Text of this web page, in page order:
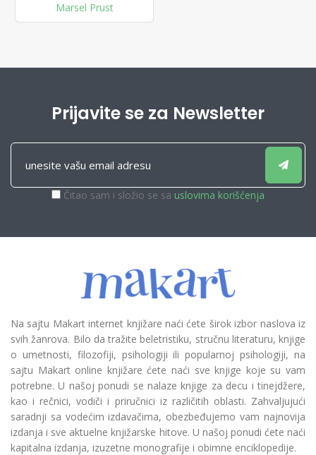
Marsel Prust
Prijavite se za Newsletter
Čitao sam i složio se sa uslovima korišćenja
Na sajtu Makart internet knjižare naći ćete širok izbor naslova iz
svih žanrova. Bilo da tražite beletristiku, stručnu literaturu, knjige
o umetnosti, filozofiji, psihologiji ili popularnoj psihologiji, na
sajtu Makart online knjižare ćete naći sve knjige koje su vam
potrebne. U našoj ponudi se nalaze knjige za decu i tinejdžere,
kao i rečnici, vodiči i priručnici iz različitih oblasti. Zahvaljujući
saradnji sa vodećim izdavačima, obezbeđujemo vam najnovija
izdanja i sve aktuelne knjižarske hitove. U našoj ponudi ćete naći
kapitalna izdanja, izuzetne monografije i obimne enciklopedije.